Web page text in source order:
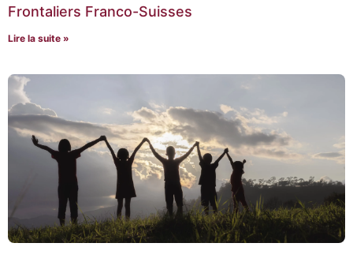
Frontaliers Franco-Suisses
Lire la suite »